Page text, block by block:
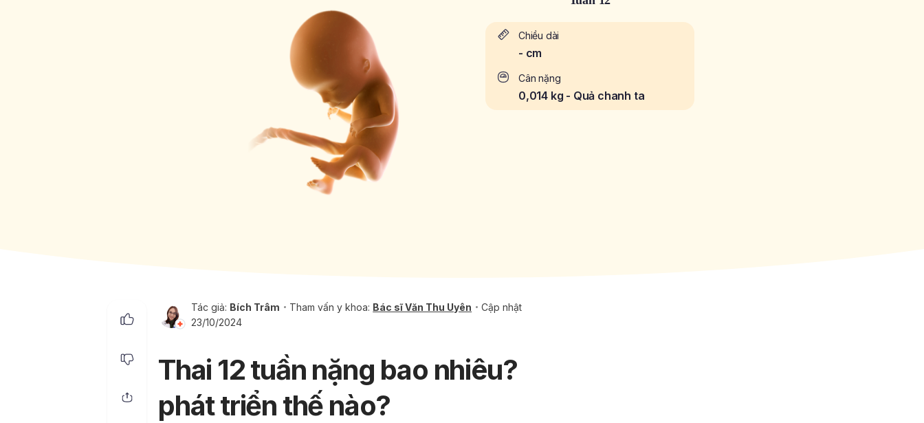
Chiều dài
- cm
Cân nặng
0,014 kg - Quả chanh ta
Tác giả: Bích Trâm Tham vấn y khoa: Bác sĩ Văn Thu Uyên
Cập nhật
23/10/2024
Thai 12 tuần nặng bao nhiêu?
phát triển thế nào?